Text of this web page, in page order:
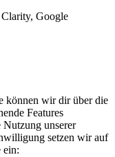
Google
können wir dir über die
Features
unserer
setzen wir auf
ein: